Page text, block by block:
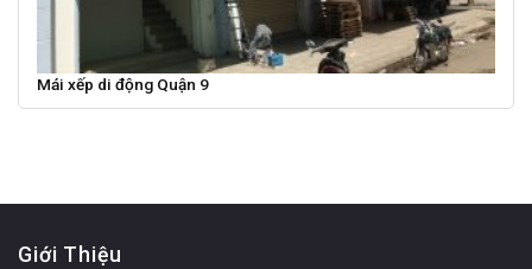
Mái xếp di động Quận 9
Giới Thiệu